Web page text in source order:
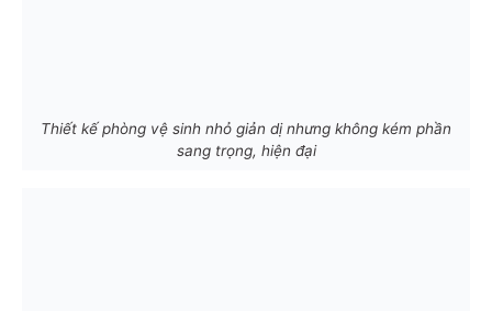
Thiết kế phòng vệ sinh nhỏ giản dị nhưng không kém phần
sang trọng, hiện đại